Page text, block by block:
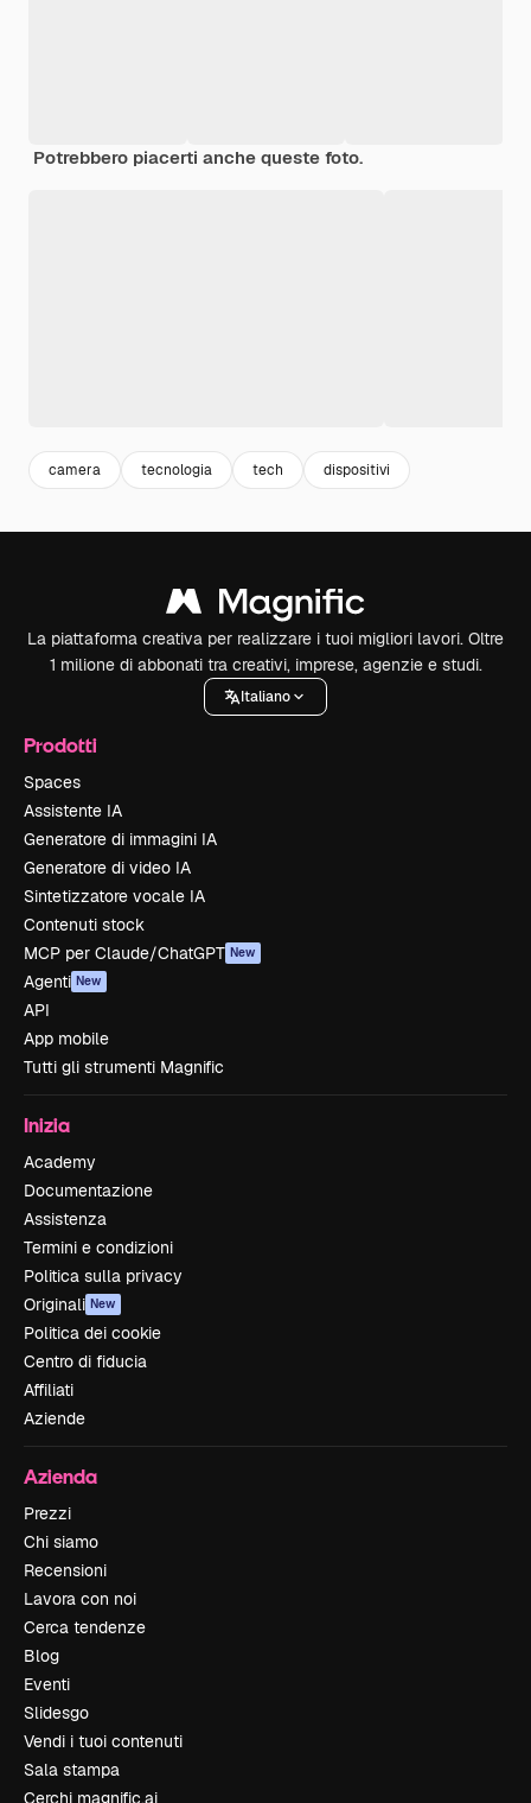
Potrebbero piacerti anche queste foto.
camera tecnologia tech dispositivi
La piattaforma creativa per realizzare i tuoi migliori lavori. Oltre
1 milione di abbonati tra creativi, imprese, agenzie e studi.
Italiano
Prodotti
Spaces
Assistente IA
Generatore di immagini IA
Generatore di video IA
Sintetizzatore vocale IA
Contenuti stock
MCP per Claude/ChatGPT New
Agenti New
API
App mobile
Tutti gli strumenti Magnific
Inizia
Academy
Documentazione
Assistenza
Termini e condizioni
Politica sulla privacy
Originali New
Politica dei cookie
Centro di fiducia
Affiliati
Aziende
Azienda
Prezzi
Chi siamo
Recensioni
Lavora con noi
Cerca tendenze
Blog
Eventi
Slidesgo
Vendi i tuoi contenuti
Sala stampa
Cerchi magnific.ai